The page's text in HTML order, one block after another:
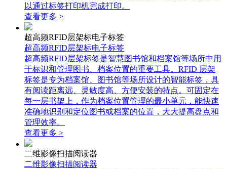
以通过标签打印机完成打印。
查看更多 >
超高频RFID层架标电子标签
超高频RFID层架标电子标签
超高频RFID层架标签是智慧图书馆和档案馆等场所中用
于标识和管理图书、档案位置的重要工具。RFID 层架
标签是专为档案馆、图书馆等场所设计的智能标签，具
有阅读距离远、灵敏度高、方便安装的特点。可固定在
每一层书架上，作为档案位置管理的最小单元，能快速
准确地识别和定位图书或档案的位置，大大提高盘点和
管理效率。
查看更多 >
二维影像扫描阅读器
二维影像扫描阅读器